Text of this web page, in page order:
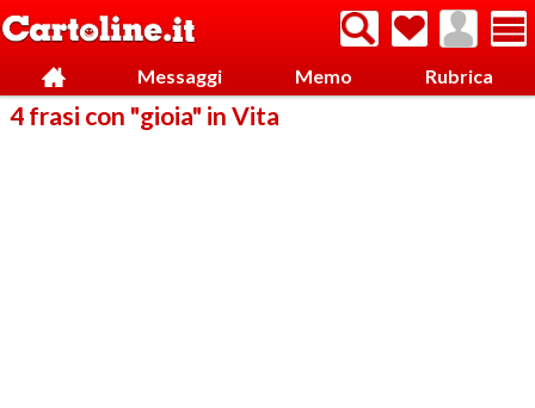
Messaggi Memo Rubrica
4 frasi con "gioia" in Vita